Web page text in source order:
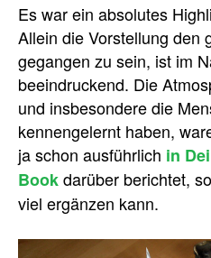
Es war ein absolutes
Allein die Vorstellung den
gegangen zu sein, ist im
beeindruckend. Die
und insbesondere die
kennengelernt haben,
ja schon ausführlich in
Bookdarüber berichtet,
viel ergänzen kann.